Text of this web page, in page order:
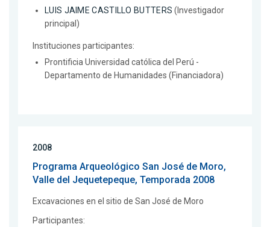
LUIS JAIME CASTILLO BUTTERS (Investigador
principal)
Instituciones participantes:
Prontificia Universidad católica del Perú -
Departamento de Humanidades (Financiadora)
2008
Programa Arqueológico San José de Moro,
Valle del Jequetepeque, Temporada 2008
Excavaciones en el sitio de San José de Moro
Participantes: